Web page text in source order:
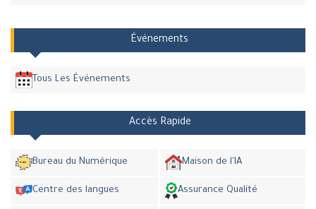
Événements
Tous Les Événements
Accès Rapide
Bureau du Numérique Maison de l'IA
Centre des langues Assurance Qualité